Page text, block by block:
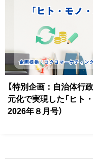
国内事例からみる世
応｜政策課題への一